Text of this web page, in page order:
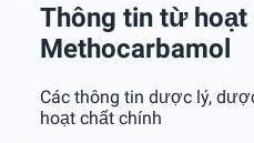
Thông tin từ hoạt
Methocarbamol
Các thông tin dược lý,
hoạt chất chính